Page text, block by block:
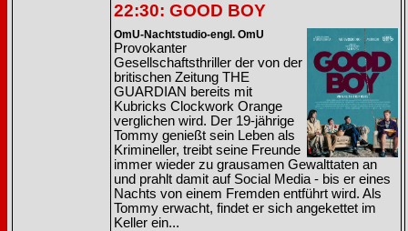
22:30: GOOD BOY
OmU-Nachtstudio-engl. OmU
Provokanter
Gesellschaftsthriller der von der
britischen Zeitung THE
GUARDIAN bereits mit
Kubricks Clockwork Orange
verglichen wird. Der 19-jährige
Tommy genießt sein Leben als
Krimineller, treibt seine Freunde
immer wieder zu grausamen Gewalttaten an
und prahlt damit auf Social Media - bis er eines
Nachts von einem Fremden entführt wird. Als
Tommy erwacht, findet er sich angekettet im
Keller ein...